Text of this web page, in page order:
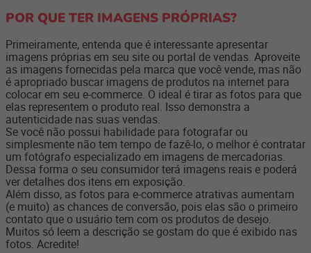
POR QUE TER IMAGENS PRÓPRIAS?
Primeiramente, entenda que é interessante apresentar
imagens próprias em seu site ou portal de vendas. Aproveite
as imagens fornecidas pela marca que você vende, mas não
é apropriado buscar imagens de produtos na internet para
colocar em seu e-commerce. O ideal é tirar as fotos para que
elas representem o produto real. Isso demonstra a
autenticidade nas suas vendas.
Se você não possui habilidade para fotografar ou
simplesmente não tem tempo de fazê-lo, o melhor é contratar
um fotógrafo especializado em imagens de mercadorias.
Dessa forma o seu consumidor terá imagens reais e poderá
ver detalhes dos itens em exposição.
Além disso, as fotos para e-commerce atrativas aumentam
(e muito) as chances de conversão, pois elas são o primeiro
contato que o usuário tem com os produtos de desejo.
Muitos só leem a descrição se gostam do que é exibido nas
fotos. Acredite!